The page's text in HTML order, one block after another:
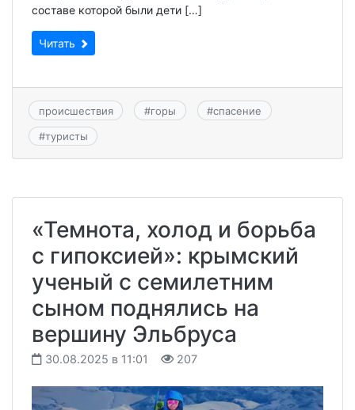
составе которой были дети […]
Читать
происшествия #горы #спасение
#туристы
«Темнота, холод и борьба
с гипоксией»: крымский
ученый с семилетним
сыном поднялись на
вершину Эльбруса
30.08.2025 в 11:01 207